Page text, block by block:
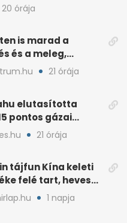
a Sziget reagált
20 órája
is marad a
és a meleg,
jöhet enyhülés
21 órája
elutasította
pontos gázai
21 órája
tájfun Kína keleti
felé tart, heves
1 napja